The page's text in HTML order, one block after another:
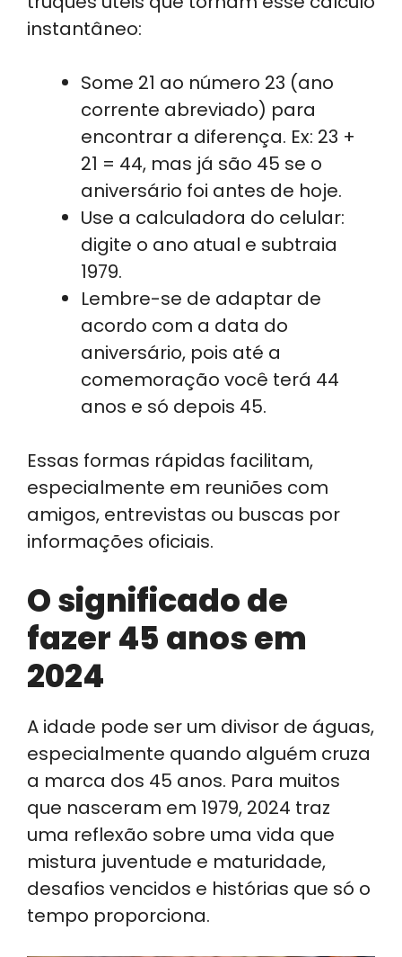
instantâneo:
Some 21 ao número 23 (ano
corrente abreviado) para
encontrar a diferença. Ex: 23 +
21 = 44, mas já são 45 se o
aniversário foi antes de hoje.
Use a calculadora do celular:
digite o ano atual e subtraia
1979.
Lembre-se de adaptar de
acordo com a data do
aniversário, pois até a
comemoração você terá 44
anos e só depois 45.
Essas formas rápidas facilitam,
especialmente em reuniões com
amigos, entrevistas ou buscas por
informações oficiais.
O significado de
fazer 45 anos em
2024
A idade pode ser um divisor de águas,
especialmente quando alguém cruza
a marca dos 45 anos. Para muitos
que nasceram em 1979, 2024 traz
uma reflexão sobre uma vida que
mistura juventude e maturidade,
desafios vencidos e histórias que só o
tempo proporciona.